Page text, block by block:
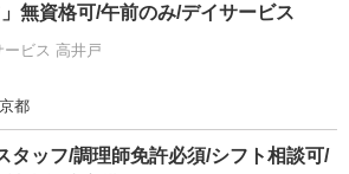
無資格可/午前のみ/デイサービス
ビス 高井戸
都
タッフ/調理師免許必須/シフト相談可/